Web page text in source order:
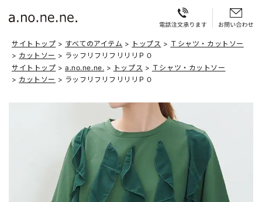
サイトトップ すべてのアイテム トップス
Ｔシャツ・カットソー
カットソー
ラッフリフリフリリリＰＯ
サイトトップ
a.no.ne.ne. トップス
Ｔシャツ・カットソー
カットソー
ラッフリフリフリリリＰＯ